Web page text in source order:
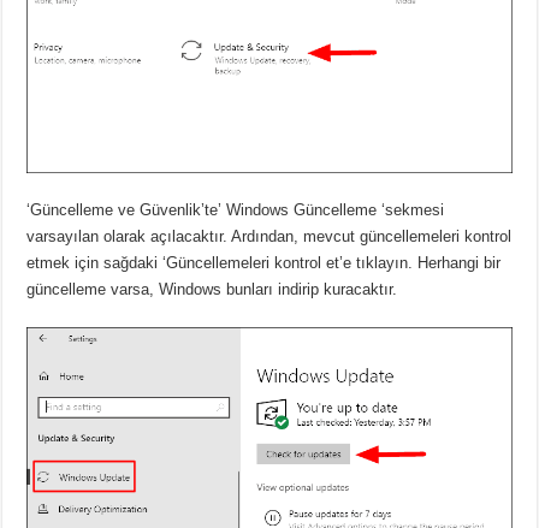
‘Güncelleme ve Güvenlik’te’ Windows Güncelleme ‘sekmesi
varsayılan olarak açılacaktır. Ardından, mevcut güncellemeleri kontrol
etmek için sağdaki ‘Güncellemeleri kontrol et’e tıklayın. Herhangi bir
güncelleme varsa, Windows bunları indirip kuracaktır.